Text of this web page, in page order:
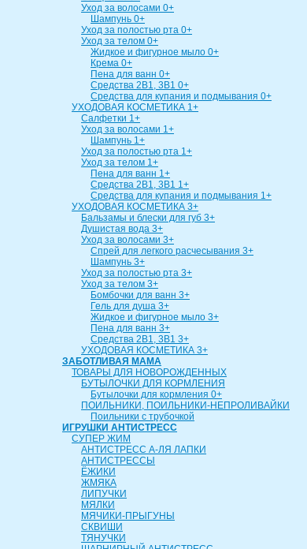
Уход за волосами 0+
Шампунь 0+
Уход за полостью рта 0+
Уход за телом 0+
Жидкое и фигурное мыло 0+
Крема 0+
Пена для ванн 0+
Средства 2В1, 3В1 0+
Средства для купания и подмывания 0+
УХОДОВАЯ КОСМЕТИКА 1+
Салфетки 1+
Уход за волосами 1+
Шампунь 1+
Уход за полостью рта 1+
Уход за телом 1+
Пена для ванн 1+
Средства 2В1, 3В1 1+
Средства для купания и подмывания 1+
УХОДОВАЯ КОСМЕТИКА 3+
Бальзамы и блески для губ 3+
Душистая вода 3+
Уход за волосами 3+
Спрей для легкого расчесывания 3+
Шампунь 3+
Уход за полостью рта 3+
Уход за телом 3+
Бомбочки для ванн 3+
Гель для душа 3+
Жидкое и фигурное мыло 3+
Пена для ванн 3+
Средства 2В1, 3В1 3+
УХОДОВАЯ КОСМЕТИКА 3+
ЗАБОТЛИВАЯ МАМА
ТОВАРЫ ДЛЯ НОВОРОЖДЕННЫХ
БУТЫЛОЧКИ ДЛЯ КОРМЛЕНИЯ
Бутылочки для кормления 0+
ПОИЛЬНИКИ, ПОИЛЬНИКИ-НЕПРОЛИВАЙКИ
Поильники с трубочкой
ИГРУШКИ АНТИСТРЕСС
СУПЕР ЖИМ
АНТИСТРЕСС А-ЛЯ ЛАПКИ
АНТИСТРЕССЫ
ЁЖИКИ
ЖМЯКА
ЛИПУЧКИ
МЯЛКИ
МЯЧИКИ-ПРЫГУНЫ
СКВИШИ
ТЯНУЧКИ